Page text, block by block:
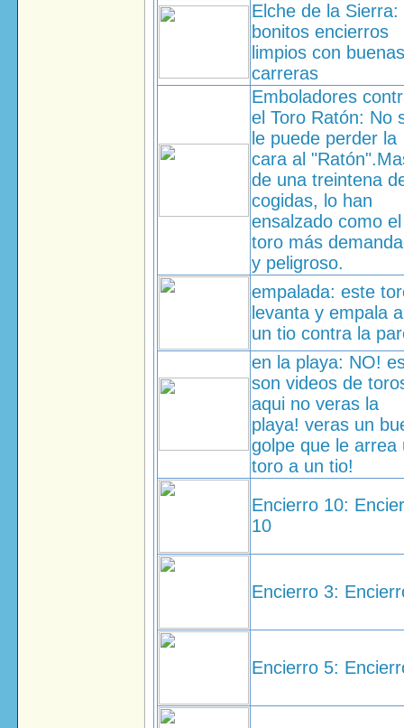
Elche de la Sierra:
bonitos encierros
limpios con buenas
carreras
Emboladores
el Toro Ratón: No
le puede perder la
cara al
de una treintena
cogidas, lo han
ensalzado como el
toro más
y peligroso.
empalada: este
levanta y empala a
un tio contra la
en la playa: NO!
son videos de
aqui no veras la
playa! veras un
golpe que le arrea
toro a un tio!
Encierro 10:
10
Encierro 3:
Encierro 5: